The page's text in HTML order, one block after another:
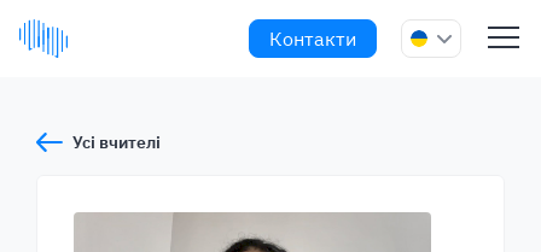
Контакти
Усі вчителі